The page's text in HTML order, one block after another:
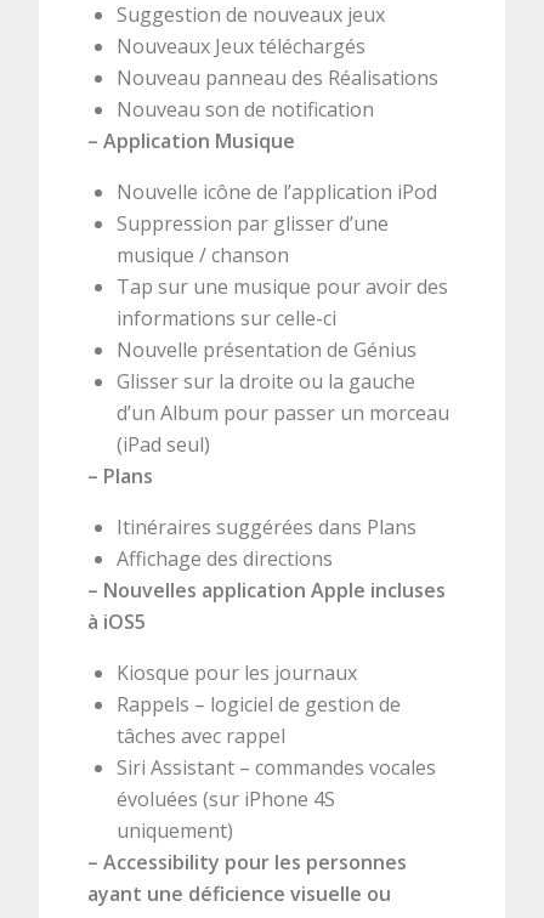
Suggestion de nouveaux jeux
Nouveaux Jeux téléchargés
Nouveau panneau des Réalisations
Nouveau son de notification
– Application Musique
Nouvelle icône de l’application iPod
Suppression par glisser d’une
musique / chanson
Tap sur une musique pour avoir des
informations sur celle-ci
Nouvelle présentation de Génius
Glisser sur la droite ou la gauche
d’un Album pour passer un morceau
(iPad seul)
– Plans
Itinéraires suggérées dans Plans
Affichage des directions
– Nouvelles application Apple incluses
à iOS5
Kiosque pour les journaux
Rappels – logiciel de gestion de
tâches avec rappel
Siri Assistant – commandes vocales
évoluées (sur iPhone 4S
uniquement)
– Accessibility pour les personnes
ayant une déficience visuelle ou